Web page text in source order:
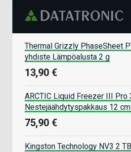
Thermal Grizzly PhaseSheet
yhdiste Lämpöalusta 2 g
13,90 €
ARCTIC Liquid Freezer III Pro
Nestejäähdytyspakkaus 12
75,90 €
Kingston Technology NV3 2